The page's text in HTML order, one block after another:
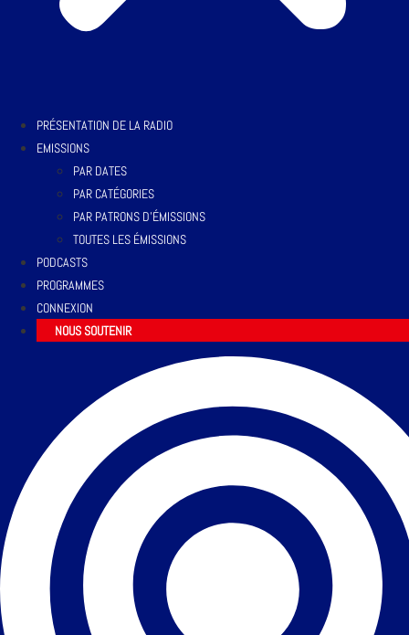
PRÉSENTATION DE LA RADIO
EMISSIONS
PAR DATES
PAR CATÉGORIES
PAR PATRONS D’ÉMISSIONS
TOUTES LES ÉMISSIONS
PODCASTS
PROGRAMMES
CONNEXION
NOUS SOUTENIR